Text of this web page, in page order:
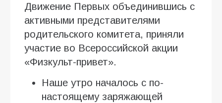
Движение Первых объединившись с
активными представителями
родительского комитета, приняли
участие во Всероссийской акции
«Физкульт-привет».
Наше утро началось с по-
настоящему заряжающей